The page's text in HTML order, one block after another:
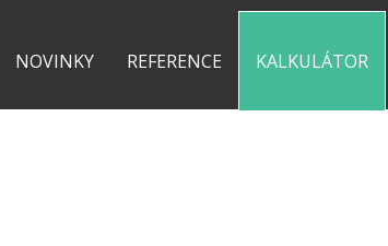
NOVINKY REFERENCE KALKULÁTOR